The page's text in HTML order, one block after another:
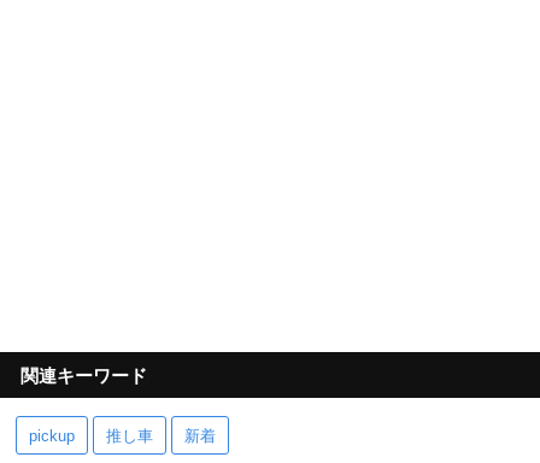
関連キーワード
pickup 推し車 新着